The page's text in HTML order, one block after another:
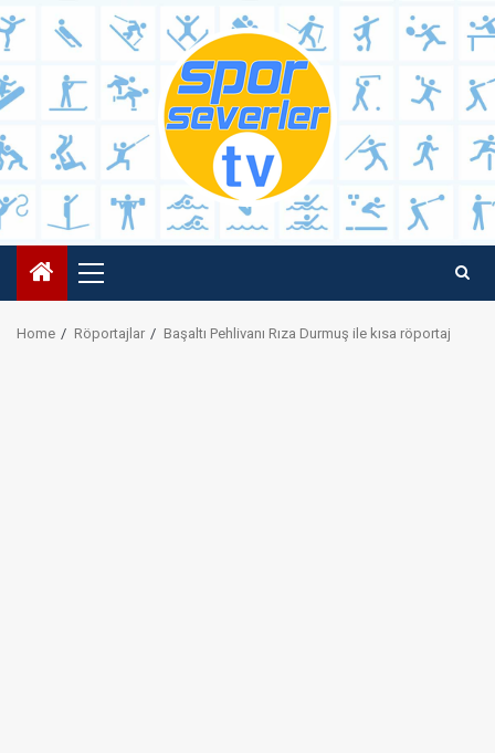
Skip
to
Primary
Menu
Home Röportajlar Başaltı Pehlivanı Rıza Durmuş ile kısa röportaj